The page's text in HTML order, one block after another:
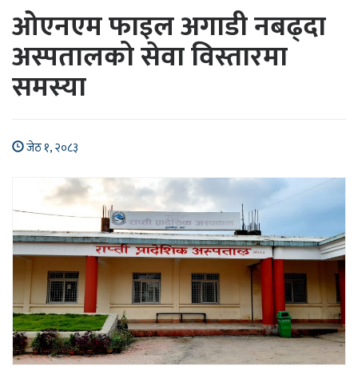
ओएनएम फाइल अगाडी नबढ्दा
अस्पतालको सेवा विस्तारमा
समस्या
जेठ १, २०८३